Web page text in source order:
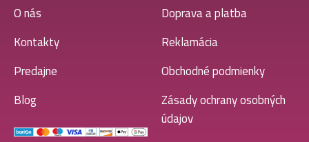
O nás
Kontakty
Predajne
Blog
Doprava a platba
Reklamácia
Obchodné podmienky
Zásady ochrany osobných
údajov